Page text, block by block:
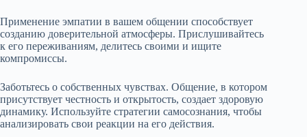
Применение эмпатии в вашем общении способствует
созданию доверительной атмосферы. Прислушивайтесь
к его переживаниям, делитесь своими и ищите
компромиссы.
Заботьтесь о собственных чувствах. Общение, в котором
присутствует честность и открытость, создает здоровую
динамику. Используйте стратегии самосознания, чтобы
анализировать свои реакции на его действия.